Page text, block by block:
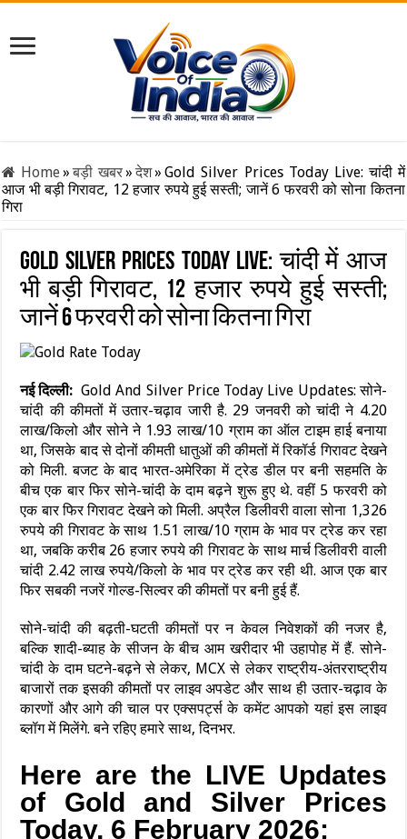
Home» बड़ी खबर» देश» Gold Silver Prices Today Live: चांदी में
आज भी बड़ी गिरावट, 12 हजार रुपये हुई सस्ती; जानें 6 फरवरी को सोना कितना
गिरा
Gold Silver Prices Today Live: चांदी में आज
भी बड़ी गिरावट, 12 हजार रुपये हुई सस्ती;
जानें 6 फरवरी को सोना कितना गिरा
नई दिल्ली: Gold And Silver Price Today Live Updates: सोने-
चांदी की कीमतों में उतार-चढ़ाव जारी है. 29 जनवरी को चांदी ने 4.20
लाख/किलो और सोने ने 1.93 लाख/10 ग्राम का ऑल टाइम हाई बनाया
था, जिसके बाद से दोनों कीमती धातुओं की कीमतों में रिकॉर्ड गिरावट देखने
को मिली. बजट के बाद भारत-अमेरिका में ट्रेड डील पर बनी सहमति के
बीच एक बार फिर सोने-चांदी के दाम बढ़ने शुरू हुए थे. वहीं 5 फरवरी को
एक बार फिर गिरावट देखने को मिली. अप्रैल डिलीवरी वाला सोना 1,326
रुपये की गिरावट के साथ 1.51 लाख/10 ग्राम के भाव पर ट्रेड कर रहा
था, जबकि करीब 26 हजार रुपये की गिरावट के साथ मार्च डिलीवरी वाली
चांदी 2.42 लाख रुपये/किलो के भाव पर ट्रेड कर रही थी. आज एक बार
फिर सबकी नजरें गोल्‍ड-सिल्‍वर की कीमतों पर बनी हुई हैं.
सोने-चांदी की बढ़ती-घटती कीमतों पर न केवल निवेशकों की नजर है,
बल्कि शादी-ब्‍याह के सीजन के बीच आम खरीदार भी उहापोह में हैं. सोने-
चांदी के दाम घटने-बढ़ने से लेकर, MCX से लेकर राष्‍ट्रीय-अंतरराष्‍ट्रीय
बाजारों तक इसकी कीमतों पर लाइव अपडेट और साथ ही उतार-चढ़ाव के
कारणों और आगे की चाल पर एक्‍सपर्ट्स के कमेंट आपको यहां इस लाइव
ब्‍लॉग में मिलेंगे. बने रहिए हमारे साथ, दिनभर.
Here are the LIVE Updates
of Gold and Silver Prices
Today, 6 February 2026: